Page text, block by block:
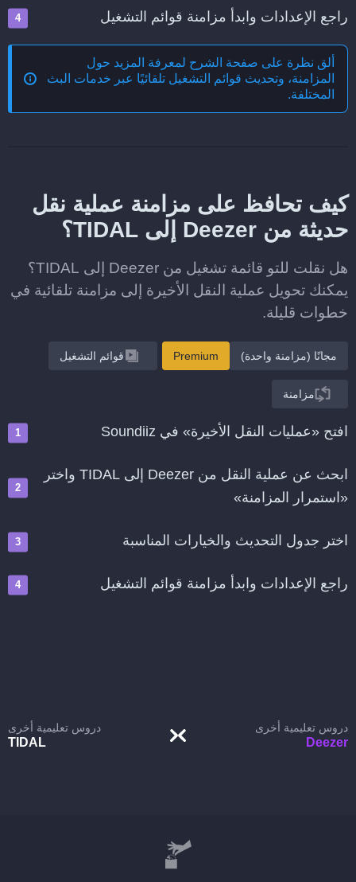
راجع الإعدادات وابدأ مزامنة قوائم التشغيل
ألق نظرة على صفحة الشرح لمعرفة المزيد حول
المزامنة، وتحديث قوائم التشغيل تلقائيًا عبر خدمات البث
المختلفة.
كيف تحافظ على مزامنة عملية نقل
حديثة من Deezer إلى TIDAL؟
هل نقلت للتو قائمة تشغيل من Deezer إلى TIDAL؟
يمكنك تحويل عملية النقل الأخيرة إلى مزامنة تلقائية في
خطوات قليلة.
مجانًا (مزامنة واحدة) Premium قوائم التشغيل
مزامنة
افتح «عمليات النقل الأخيرة» في Soundiiz
ابحث عن عملية النقل من Deezer إلى TIDAL واختر
«استمرار المزامنة»
اختر جدول التحديث والخيارات المناسبة
راجع الإعدادات وابدأ مزامنة قوائم التشغيل
دروس تعليمية أخرى
Deezer
دروس تعليمية أخرى
TIDAL